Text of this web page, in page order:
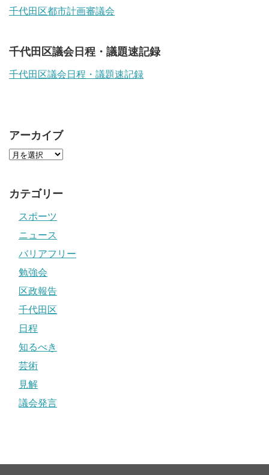
千代田区都市計画審議会
千代田区議会日程・議題速記録
千代田区議会日程・議題速記録
アーカイブ
カテゴリー
スポーツ
ニュース
バリアフリー
勉強会
区政報告
千代田区
日程
知るべき
芸術
見解
議会発言